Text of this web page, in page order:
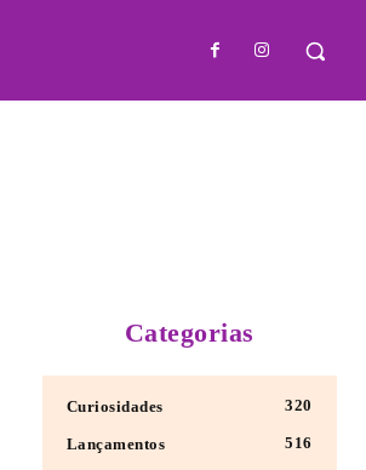
Categorias
Curiosidades 320
Lançamentos 516